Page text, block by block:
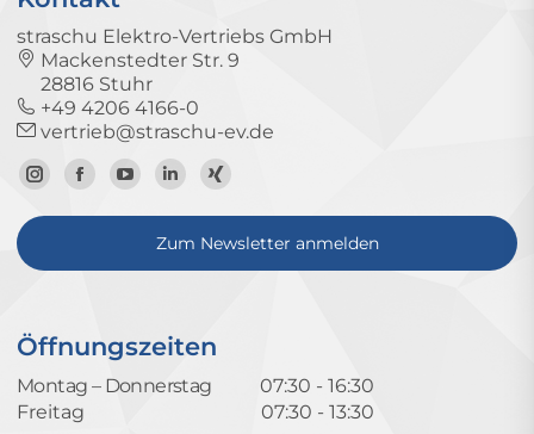
straschu Elektro-Vertriebs GmbH
Mackenstedter Str. 9
28816 Stuhr
+49 4206 4166-0
vertrieb@straschu-ev.de
Zum
Instagram-
Zur
Facebook-
Zum
YouTube-
Kanal
Zum
LinkedIn-
Profil
Zum
Xing-
Profil
Zum Newsletter anmelden
Öffnungszeiten
Montag – Donnerstag
07:30 - 16:30
Freitag
07:30 - 13:30